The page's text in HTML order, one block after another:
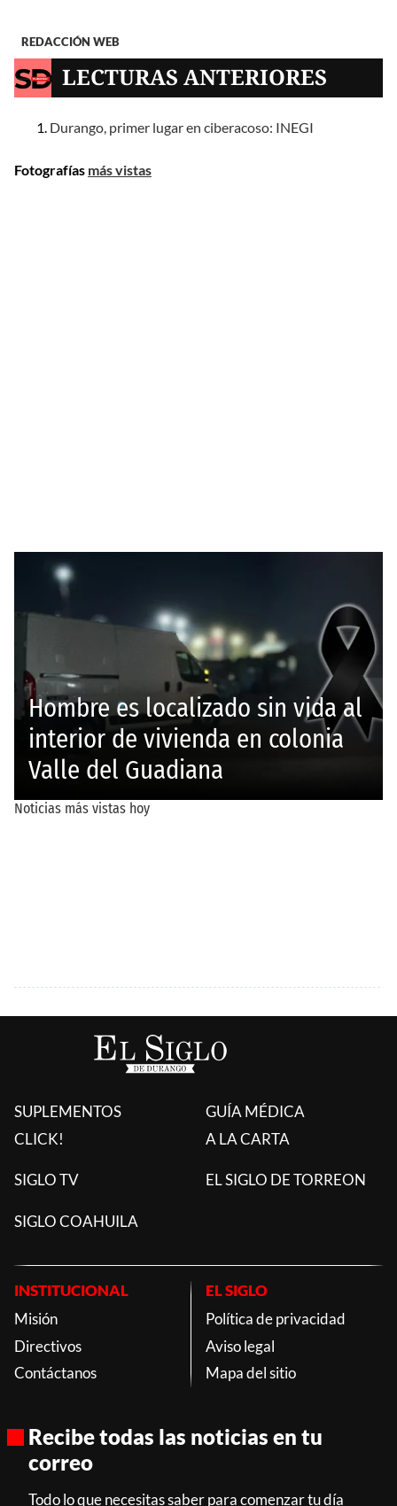
REDACCIÓN WEB
LECTURAS ANTERIORES
Durango, primer lugar en ciberacoso: INEGI
Fotografías más vistas
SUPLEMENTOS
CLICK!
GUÍA MÉDICA
A LA CARTA
SIGLO TV EL SIGLO DE TORREON
SIGLO COAHUILA
INSTITUCIONAL
Misión
Directivos
Contáctanos
EL SIGLO
Política de privacidad
Aviso legal
Mapa del sitio
Recibe todas las noticias en tu
correo
Todo lo que necesitas saber para comenzar tu día